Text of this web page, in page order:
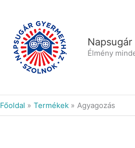
Élmény
Főoldal Termékek Agyagozás